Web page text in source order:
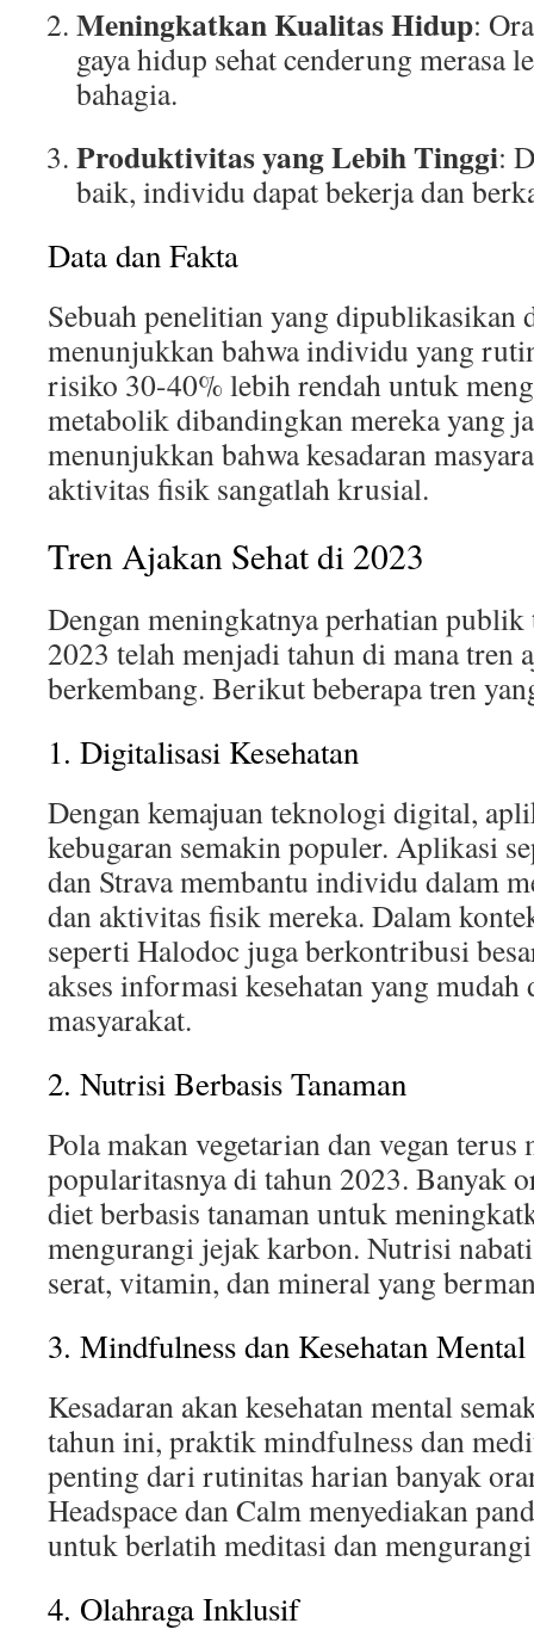
Meningkatkan Kualitas Hidup:
gaya hidup sehat cenderung merasa
bahagia.
Produktivitas yang Lebih Tinggi:
baik, individu dapat bekerja dan
Data dan Fakta
Sebuah penelitian yang dipublikasikan
menunjukkan bahwa individu yang
risiko 30-40% lebih rendah untuk
metabolik dibandingkan mereka yang
menunjukkan bahwa kesadaran
aktivitas fisik sangatlah krusial.
Tren Ajakan Sehat di 2023
Dengan meningkatnya perhatian publik
2023 telah menjadi tahun di mana tren
berkembang. Berikut beberapa tren
1. Digitalisasi Kesehatan
Dengan kemajuan teknologi digital,
kebugaran semakin populer. Aplikasi
dan Strava membantu individu dalam
dan aktivitas fisik mereka. Dalam
seperti Halodoc juga berkontribusi
akses informasi kesehatan yang mudah
masyarakat.
2. Nutrisi Berbasis Tanaman
Pola makan vegetarian dan vegan terus
popularitasnya di tahun 2023. Banyak
diet berbasis tanaman untuk
mengurangi jejak karbon. Nutrisi
serat, vitamin, dan mineral yang
3. Mindfulness dan Kesehatan Mental
Kesadaran akan kesehatan mental
tahun ini, praktik mindfulness dan
penting dari rutinitas harian banyak
Headspace dan Calm menyediakan
untuk berlatih meditasi dan
4. Olahraga Inklusif